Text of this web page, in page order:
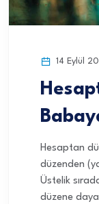
14 Eylül
Hesaptan
düzenden
Üstelik
düzene